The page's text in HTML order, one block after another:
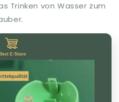
Trinken von Wasser zum